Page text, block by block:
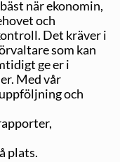
när ekonomin,
och
Det kräver i
som kan
ge er i
Med vår
och
plats.